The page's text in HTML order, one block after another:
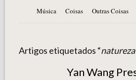
Música Coisas Outras Coisas
Artigos etiquetados “
Yan Wang